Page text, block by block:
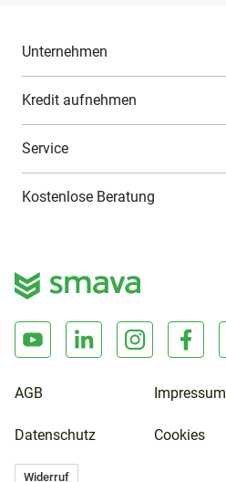
Unternehmen
Kredit aufnehmen
Service
Kostenlose Beratung
AGB Impressum
Datenschutz Cookies
Widerruf